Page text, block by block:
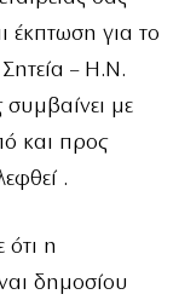
έκπτωση για το
– Η.Ν.
με
και προς
.
ότι η
δημοσίου